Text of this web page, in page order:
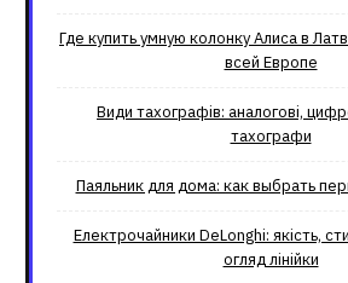
Где купить умную колонку Алиса в
всей Европе
Види тахографів: аналогові,
тахографи
Паяльник для дома: как выбрать
Електрочайники DeLonghi: якість,
огляд лінійки